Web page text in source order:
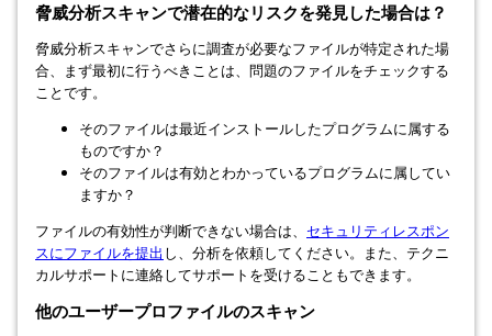
脅威分析スキャンで潜在的なリスクを発見した場合は？
脅威分析スキャンでさらに調査が必要なファイルが特定された場
合、まず最初に行うべきことは、問題のファイルをチェックする
ことです。
そのファイルは最近インストールしたプログラムに属する
ものですか？
そのファイルは有効とわかっているプログラムに属してい
ますか？
ファイルの有効性が判断できない場合は、 セキュリティレスポン
スにファイルを提出 し、分析を依頼してください。また、テクニ
カルサポートに連絡してサポートを受けることもできます。
他のユーザープロファイルのスキャン